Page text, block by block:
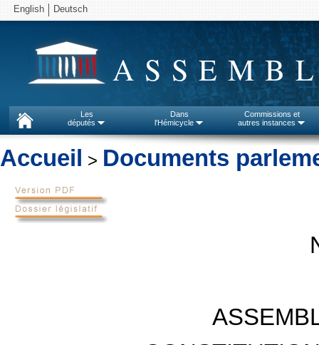
English Deutsch
Les
députés
Dans
l'Hémicycle
Commissions et
autres instances
Accueil > Documents